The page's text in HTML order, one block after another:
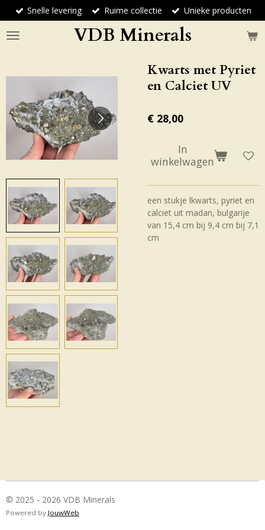
Ga
direct
naar
VDB Minerals
Snelle levering Ruime collectie Unieke producten
Kwarts met Pyriet
en Calciet UV
€ 28,00
In
winkelwagen
een stukje lkwarts, pyriet en
calciet uit madan, bulgarije
van 15,4 cm bij 9,4 cm bij 7,1
cm
© 2025 - 2026 VDB Minerals
Powered by JouwWeb